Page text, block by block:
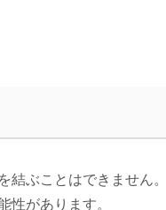
ぶことはできません。
性があります。